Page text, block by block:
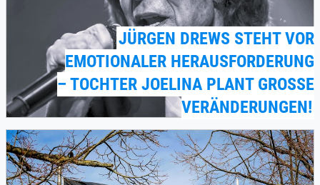
JÜRGEN DREWS STEHT VOR
EMOTIONALER HERAUSFORDERUNG
– TOCHTER JOELINA PLANT GROSSE V
ERÄNDERUNGEN!